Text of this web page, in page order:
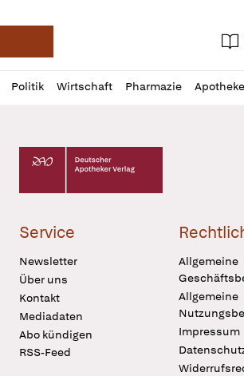
Deutsche Apotheker Zeitung
Aktuelle
login
Politik Wirtschaft Pharmazie
Profil
öffnen
Daz
Pur
Deutscher Apotheker Verlag Logo
Service
Newsletter
Über uns
Kontakt
Mediadaten
Abo kündigen
RSS-Feed
Allgemeine
Allgemeine
Impressum